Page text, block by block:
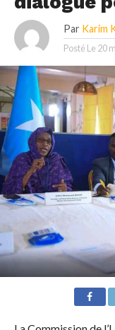
Par Karim
Posté Le 20